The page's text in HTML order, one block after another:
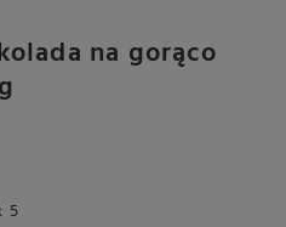
na gorąco
5